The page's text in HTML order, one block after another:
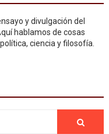
y divulgación del
hablamos de cosas
ciencia y filosofía.